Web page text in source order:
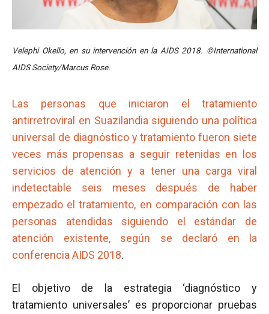
Velephi Okello, en su intervención en la AIDS 2018. ©International
AIDS Society/Marcus Rose.
Las personas que iniciaron el tratamiento
antirretroviral en Suazilandia siguiendo una política
universal de diagnóstico y tratamiento fueron siete
veces más propensas a seguir retenidas en los
servicios de atención y a tener una carga viral
indetectable seis meses después de haber
empezado el tratamiento, en comparación con las
personas atendidas siguiendo el estándar de
atención existente, según se declaró en la
conferencia AIDS 2018.
El objetivo de la estrategia ‘diagnóstico y
tratamiento universales’ es proporcionar pruebas